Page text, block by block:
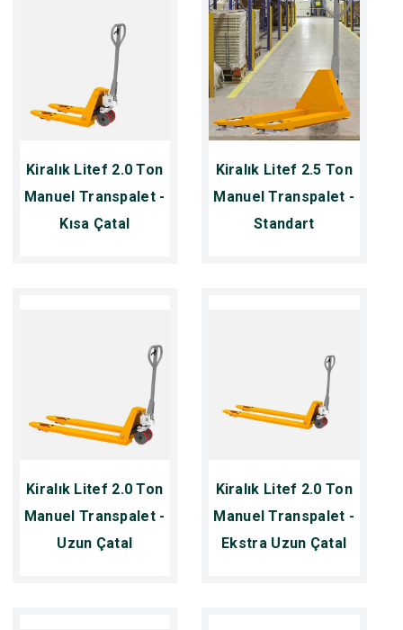
Kiralık Litef 2.0 Ton
Manuel Transpalet -
Kısa Çatal
Kiralık Litef 2.5 Ton
Manuel Transpalet -
Standart
Kiralık Litef 2.0 Ton
Manuel Transpalet -
Uzun Çatal
Kiralık Litef 2.0 Ton
Manuel Transpalet -
Ekstra Uzun Çatal